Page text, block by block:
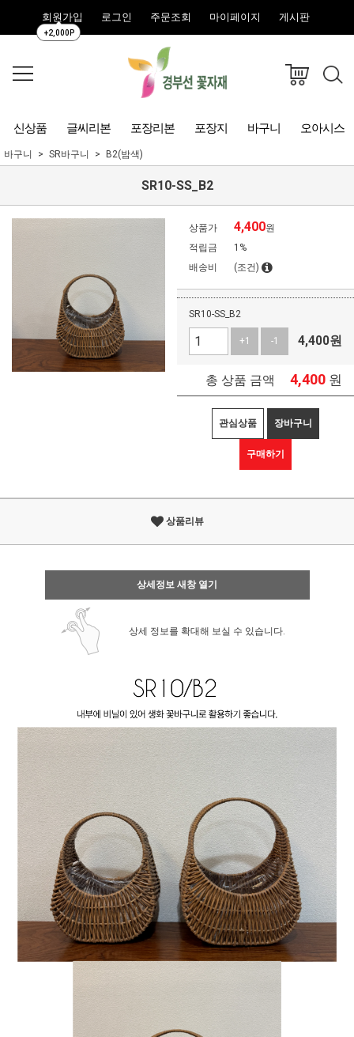
회원가입
+2,000P
로그인 주문조회 마이페이지 게시판
신상품 글씨리본 포장리본 포장지 바구니 오아시스
바구니 SR바구니 B2(밤색)
SR10-SS_B2
상품가 4,400원
적립금
1%
배송비
(조건)
SR10-SS_B2
+1 -1 4,400원
총 상품 금액 4,400 원
관심상품 장바구니
구매하기
상품리뷰
상세정보 새창 열기
상세 정보를 확대해 보실 수 있습니다.